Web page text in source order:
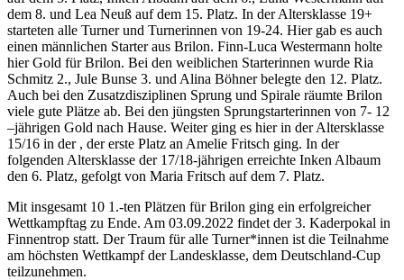
dem 8. und Lea Neuß auf dem 15. Platz. In der Altersklasse 19+
starteten alle Turner und Turnerinnen von 19-24. Hier gab es auch
einen männlichen Starter aus Brilon. Finn-Luca Westermann holte
hier Gold für Brilon. Bei den weiblichen Starterinnen wurde Ria
Schmitz 2., Jule Bunse 3. und Alina Böhner belegte den 12. Platz.
Auch bei den Zusatzdisziplinen Sprung und Spirale räumte Brilon
viele gute Plätze ab. Bei den jüngsten Sprungstarterinnen von 7- 12
–jährigen Gold nach Hause. Weiter ging es hier in der Altersklasse
15/16 in der , der erste Platz an Amelie Fritsch ging. In der
folgenden Altersklasse der 17/18-jährigen erreichte Inken Albaum
den 6. Platz, gefolgt von Maria Fritsch auf dem 7. Platz.
Mit insgesamt 10 1.-ten Plätzen für Brilon ging ein erfolgreicher
Wettkampftag zu Ende. Am 03.09.2022 findet der 3. Kaderpokal in
Finnentrop statt. Der Traum für alle Turner*innen ist die Teilnahme
am höchsten Wettkampf der Landesklasse, dem Deutschland-Cup
teilzunehmen.